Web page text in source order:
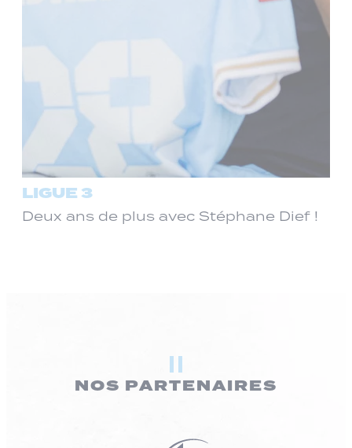
LIGUE 3
Deux ans de plus avec Stéphane Dief !
NOS PARTENAIRES